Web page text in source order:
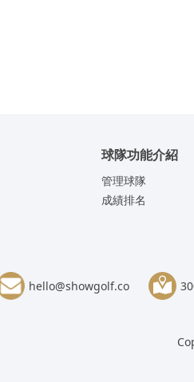
球隊功能介紹
管理球隊
成績排名
hello@showgolf.co